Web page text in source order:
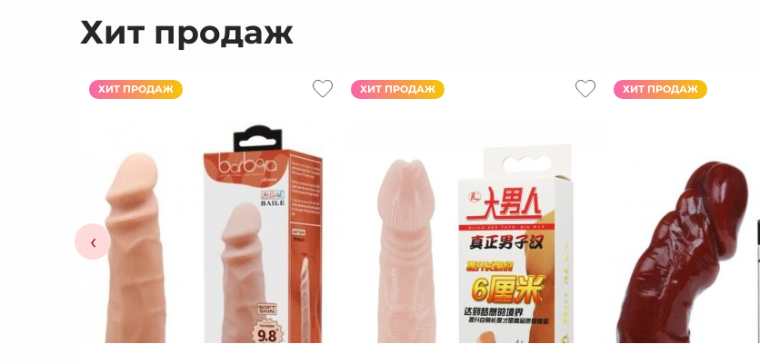
Хит продаж
‹
ХИТ ПРОДАЖ ХИТ ПРОДАЖ ХИТ ПРОДАЖ